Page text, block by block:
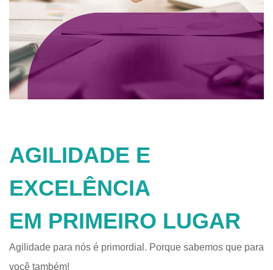
AGILIDADE E
EXCELÊNCIA
EM PRIMEIRO LUGAR
Agilidade para nós é primordial. Porque sabemos que para
você também!